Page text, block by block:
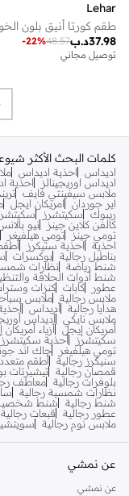
Lehar
د.ب37.98
48.57
-22%
توصيل مجاني
كلمات البحث الأكثر
اديداس احذية اديداس
اديداس اوريجينالز
احذية
ملابس سيفينتي فايف
اير جوردان
امريكان ايجل
ريبوك
سكيتشرز
كالفن كلاين جينز نيو
تومي جينز تومي هيلفيغر
احذية
احذية سنيكرز
بناطيل رجالية بوكسرات
شنط رياضة نظارات
شنط أدوات الحلاقة
عطور
كابات كنزات
ملابس رجالية ملابس
هدايا رجالية أديداس
ملابس نايكي أديداس
أمريكان إيجل أزياء
سكيتشرز
أحذية سكيتشرز
تومي هيلفيغر
جاك اند
سنيكرز رجالية أطقم
قمصان رجالية تيشيرتات
بلوفرات رجالية معاطف
نظارات شمسية رجالية
شنط رجالية
شنط شخصية
عطور رجالية
قبعات رجالية
ملابس نوم رجالية
عن نمشي
عن نمشي